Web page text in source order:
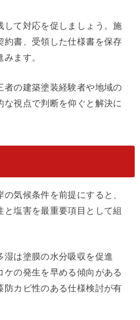
して対応を促しましょう。施
約書、受領した仕様書を保存
ます。
者の建築塗装経験者や地域の
視点で判断を仰ぐと解決に
気候条件を前提にすると、
塩害を最重要項目として組
湿は塗膜の水分吸収を促進
ケの発生を早める傾向がある
防カビ性のある仕様検討が有